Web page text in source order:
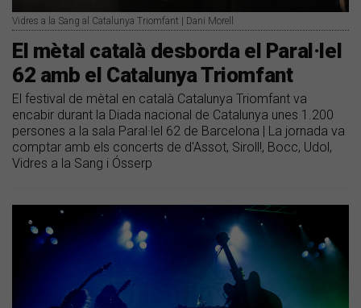
Vidres a la Sang al Catalunya Triomfant | Dani Morell
El mètal català desborda el Paral·lel
62 amb el Catalunya Triomfant
El festival de mètal en català Catalunya Triomfant va
encabir durant la Diada nacional de Catalunya unes 1.200
persones a la sala Paral·lel 62 de Barcelona | La jornada va
comptar amb els concerts de d'Assot, Siroll!, Bocc, Udol,
Vidres a la Sang i Ósserp